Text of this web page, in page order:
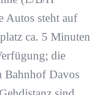
Autos steht auf
ca. 5 Minuten
die
Bahnhof Davos